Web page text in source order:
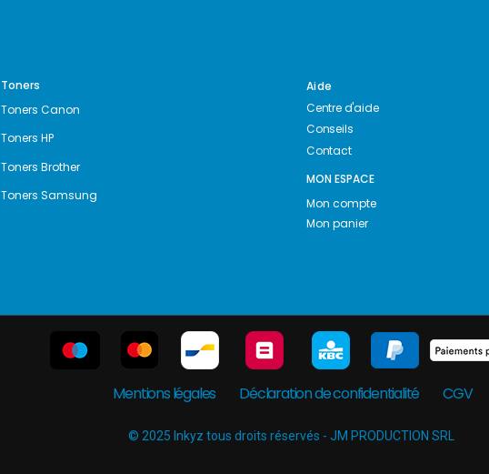
Toners
Toners Canon
Toners HP
Toners Brother
Toners Samsung
Aide
Centre d'aide
Conseils
Contact
MON ESPACE
Mon compte
Mon panier
Mentions légales Déclaration de confidentialité CGV
© 2025 Inkyz tous droits réservés - JM PRODUCTION SRL